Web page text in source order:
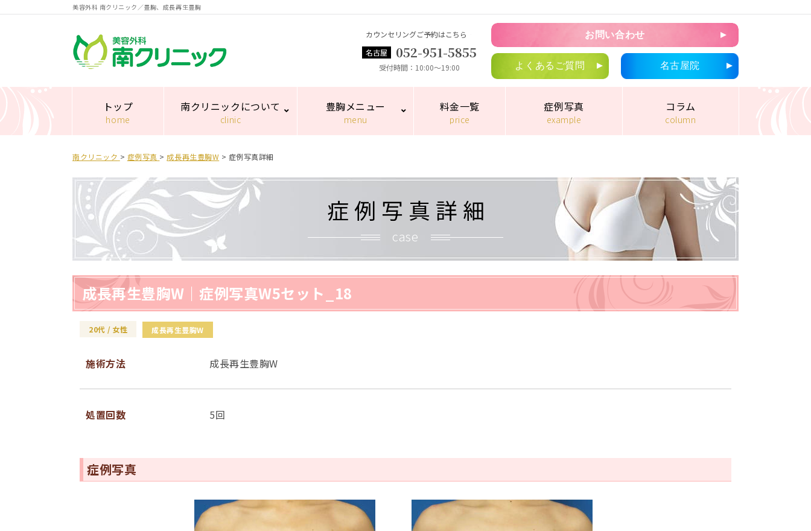
美容外科 南クリニック／豊胸、成長再生豊胸
カウンセリングご予約はこちら
名古屋
052-951-5855
受付時間 10:00～19:00
お問い合わせ
よくあるご質問 名古屋院
トップ
home
南クリニックについて
clinic
豊胸メニュー
menu
料金一覧
price
症例写真
example
コラム
column
南クリニック > 症例写真 > 成⻑再⽣豊胸W > 症例写真詳細
症例写真詳細
case
成長再生豊胸W｜症例写真W5セット_18
20代 女性 成⻑再⽣豊胸W
施術⽅法 成長再生豊胸W
処置回数 5回
症例写真